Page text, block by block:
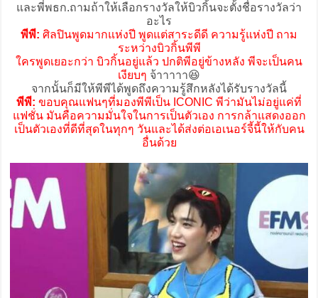
และพี่พธก.ถามถ้าให้เลือกรางวัลให้บิวกิ้นจะตั้งชื่อรางวัลว่า
อะไร
พีพี: ศิลปินพูดมากแห่งปี พูดแต่สาระดีดี ความรู้แห่งปี ถาม
ระหว่างบิวกิ้นพีพี
ใครพูดเยอะกว่า บิวกิ้นอยู่แล้ว ปกติพีอยู่ข้างหลัง พีจะเป็นคน
เงียบๆ จ้าาาาา😆
จากนั้นก็มีให้พีพีได้พูดถึงความรู้สึกหลังได้รับรางวัลนี้
พีพี: ขอบคุณแฟนๆที่มองพีพีเป็น ICONIC พีว่ามันไม่อยู่แค่ที่
แฟชั่น มันคือความมั่นใจในการเป็นตัวเอง การกล้าแสดงออก
เป็นตัวเองที่ดีที่สุดในทุกๆ วันและได้ส่งต่อเอเนอร์จี้นี้ให้กับคน
อื่นด้วย